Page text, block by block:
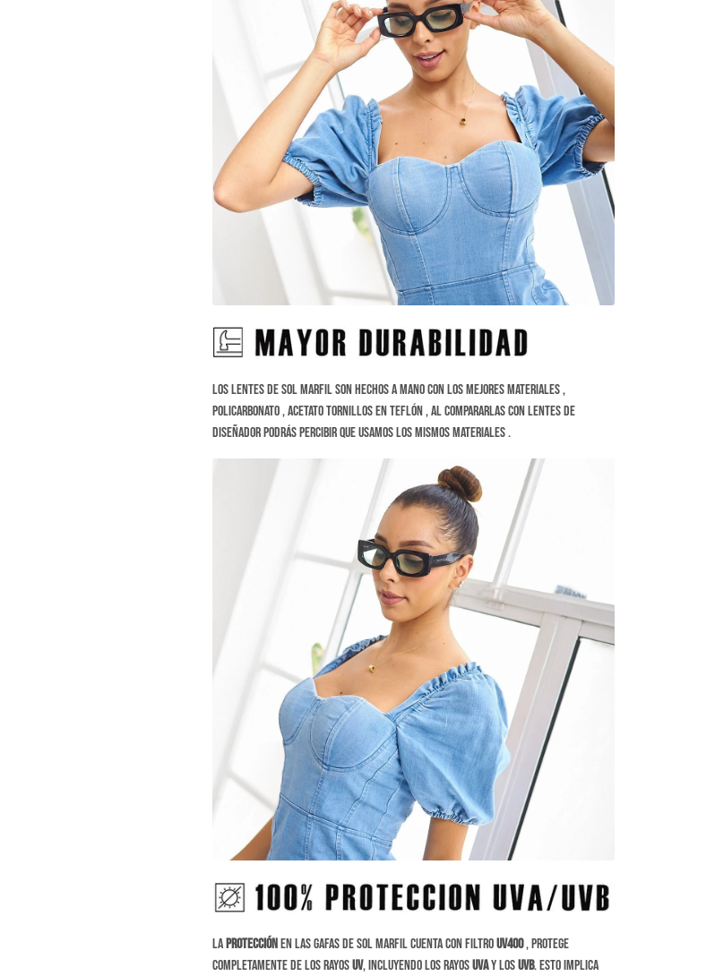
Los Lentes de sol Marfil son hechos a Mano con los mejores materiales ,
Policarbonato , Acetato tornillos en Teflón , al compararlas con lentes de
diseñador podrás percibir que usamos los mismos materiales .
Laprotecciónen las gafas de sol Marfil cuenta con filtroUV400, protege
completamente de los rayosUV, incluyendo los rayosUVAy losUVB. Esto implica